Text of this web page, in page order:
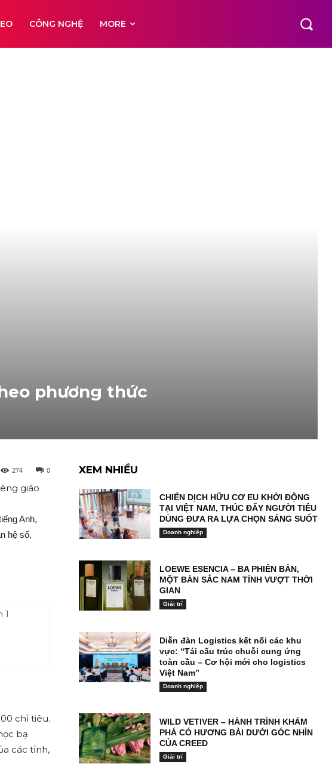
CÔNG NGHỆ MORE
phương thức
0
274
giáo
Anh,
hệ số,
chỉ tiêu.
bạ
các tỉnh,
XEM NHIỀU
CHIẾN DỊCH HỮU CƠ EU KHỞI ĐỘNG
TẠI VIỆT NAM, THÚC ĐẨY NGƯỜI TIÊU
DÙNG ĐƯA RA LỰA CHỌN SÁNG SUỐT
Doanh nghiệp
LOEWE ESENCIA – BA PHIÊN BẢN,
MỘT BẢN SẮC NAM TÍNH VƯỢT THỜI
GIAN
Giải trí
Diễn đàn Logistics kết nối các khu
vực: “Tái cấu trúc chuỗi cung ứng
toàn cầu – Cơ hội mới cho logistics
Việt Nam”
Doanh nghiệp
WILD VETIVER – HÀNH TRÌNH KHÁM
PHÁ CỎ HƯƠNG BÀI DƯỚI GÓC NHÌN
CỦA CREED
Giải trí